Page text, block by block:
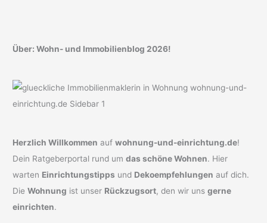
Über: Wohn- und Immobilienblog 2026!
Herzlich Willkommen aufwohnung-und-einrichtung.de!
Dein Ratgeberportal rund umdas schöne Wohnen. Hier
warten Einrichtungstipps und Dekoempfehlungen auf dich.
DieWohnung ist unser Rückzugsort, den wir unsgerne
einrichten.